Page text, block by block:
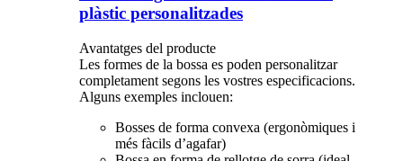
plàstic personalitzades
Avantatges del producte
Les formes de la bossa es poden personalitzar
completament segons les vostres especificacions.
Alguns exemples inclouen:
Bosses de forma convexa (ergonòmiques i
més fàcils d’agafar)